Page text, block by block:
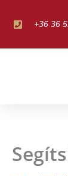
+36 36